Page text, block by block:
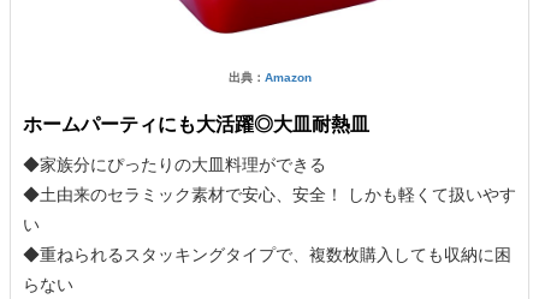
出典： Amazon
ホームパーティにも大活躍◎大皿耐熱皿
◆家族分にぴったりの大皿料理ができる
◆土由来のセラミック素材で安心、安全！ しかも軽くて扱いやす
い
◆重ねられるスタッキングタイプで、複数枚購入しても収納に困
らない